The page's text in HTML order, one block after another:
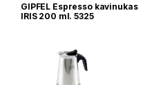
GIPFEL Espresso kavinukas
IRIS 200 ml. 5325